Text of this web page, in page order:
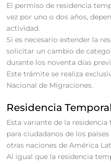
El permiso de residencia
vez por uno o dos años,
actividad.
Si es necesario extender la
solicitar un cambio de
durante los noventa días
Este trámite se realiza
Nacional de Migraciones.
Residencia
Esta variante de la
para ciudadanos de los
otras naciones de América
Al igual que la residencia